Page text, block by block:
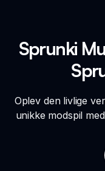
Sprunki
Oplev den livlige
unikke modspil